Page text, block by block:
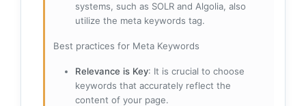
systems, such as SOLR and Algolia, also
utilize the meta keywords tag.
Best practices for Meta Keywords
Relevance is Key: It is crucial to choose
keywords that accurately reflect the
content of your page.